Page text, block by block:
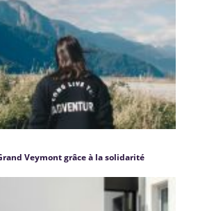
Veymont grâce à la solidarité